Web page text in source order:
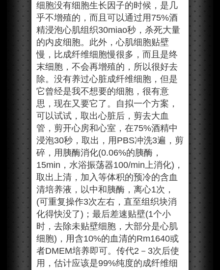
细胞没有细胞生长因子的时候，是几
乎不增殖的，而且可以通过用75%酒
精浸泡心肌组织30miao秒，杀死大量
的内皮细胞。此外，心肌细胞贴壁
慢，比成纤维细胞慢很多，而且是终
末细胞，不会再增殖的，所以很好去
除。没有养过心脏成纤维细胞，但是
它曾经是我不想要的细胞，很有意
思，现在又要它了。自拟一个方案，
可以试试，取出心脏后，剪去大血
管，剪开心房和心室，在75%酒精中
浸泡30秒，取出，用PBS冲洗3遍，剪
碎，用胰酶消化(0.06%的胰酶，
15min，水浴振荡器100/min上消化)，
取出上清，加入等体积的预冷的含血
清培养液，以中和胰酶，离心1次，
(可重复操作3次左右，直至组织块消
化得快没了)；最后差速贴壁(1个小
时，去除未贴壁细胞，大部分是心肌
细胞)，用含10%的血清的Rm1640或
者DMEM培养即可。传代2－3次后使
用，估计应该是99%纯度的成纤维细